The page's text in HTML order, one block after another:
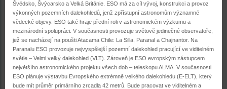
Švédsko, Švýcarsko a Velká Británie. ESO má za cíl vývoj, konstrukci a provoz
výkonných pozemních dalekohledů, jenž zpřístupní astronomům významné
vědecké objevy. ESO také hraje přední roli v astronomickém výzkumu a
mezinárodní spolupráci. V současnosti provozuje světově jedinečné observatoře,
jež se nacházejí na poušti Atacama Chile: La Silla, Paranal a Chajnantor. Na
Paranalu ESO provozuje nejvyspělejší pozemní dalekohled pracující ve viditelném
světle – Velmi velký dalekohled (VLT). Zároveň je ESO evropským zástupcem
největšího astronomického projektu všech dob – teleskopu ALMA. V současnosti
ESO plánuje výstavbu Evropského extrémně velkého dalekohledu (E-ELT), který
bude mít průměr primárního zrcadla 42 metrů. Bude pracovat ve viditelném a